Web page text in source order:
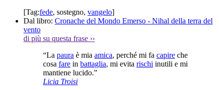
[Tag:fede, sostegno, vangelo]
Dal libro: Cronache del Mondo Emerso - Nihal della terra del
vento
di più su questa frase ››
“La paura è mia amica, perché mi fa capire che
cosa fare in battaglia, mi evita rischi inutili e mi
mantiene lucido.”
Licia Troisi